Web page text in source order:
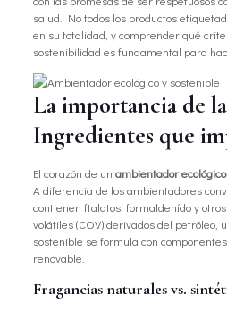
salud. No todos los productos
en su totalidad, y comprender qué
sostenibilidad es fundamental para
La importancia de
Ingredientes que
El corazón de un ambientador ecológico
A diferencia de los ambientadores
contienen ftalatos, formaldehído y
volátiles (COV) derivados del petróleo,
sostenible se formula con
renovable.
Fragancias naturales vs.